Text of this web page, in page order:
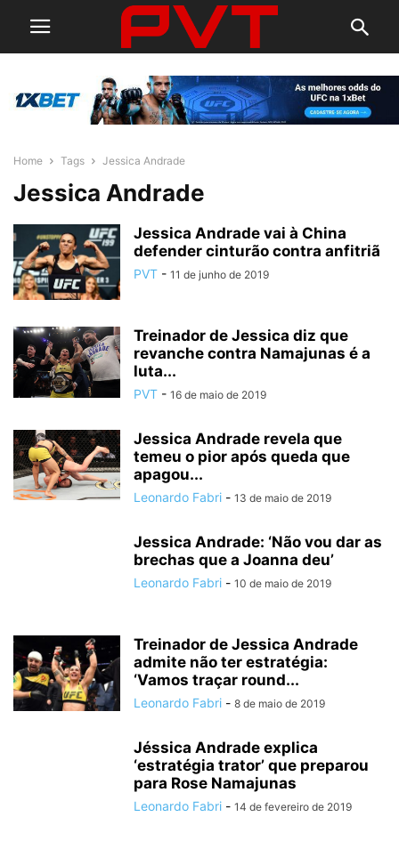
Home Tags Jessica Andrade
Jessica Andrade
Jessica Andrade vai à China
defender cinturão contra anfitriã
PVT - 11 de junho de 2019
Treinador de Jessica diz que
revanche contra Namajunas é a
luta...
PVT - 16 de maio de 2019
Jessica Andrade revela que
temeu o pior após queda que
apagou...
Leonardo Fabri - 13 de maio de 2019
Jessica Andrade: ‘Não vou dar as
brechas que a Joanna deu’
Leonardo Fabri - 10 de maio de 2019
Treinador de Jessica Andrade
admite não ter estratégia:
‘Vamos traçar round...
Leonardo Fabri - 8 de maio de 2019
Jéssica Andrade explica
‘estratégia trator’ que preparou
para Rose Namajunas
Leonardo Fabri - 14 de fevereiro de 2019